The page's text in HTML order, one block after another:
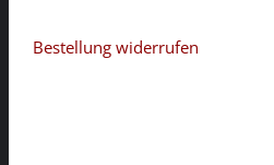
Bestellung widerrufen